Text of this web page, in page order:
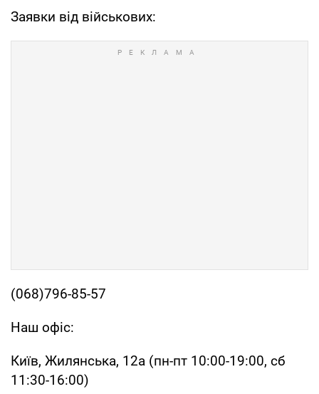
Заявки від військових:
(068)796-85-57
Наш офіс:
Київ, Жилянська, 12а (пн-пт 10:00-19:00, сб
11:30-16:00)